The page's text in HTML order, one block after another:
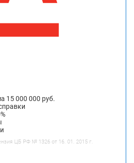
15 000 000 руб.
ЦБ РФ № 1326 от 16. 01. 2015 г.